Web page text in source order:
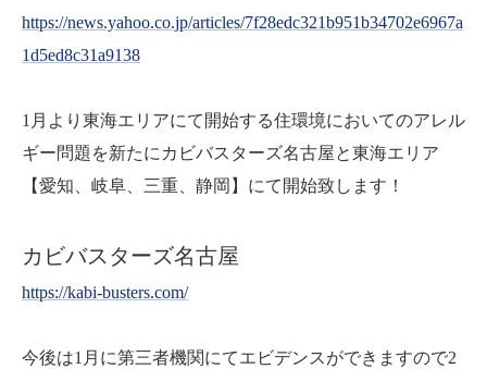
https://news.yahoo.co.jp/articles/7f28edc321b951b34702e6967a
1d5ed8c31a9138
1月より東海エリアにて開始する住環境においてのアレル
ギー問題を新たにカビバスターズ名古屋と東海エリア
【愛知、岐阜、三重、静岡】にて開始致します！
カビバスターズ名古屋
https://kabi-busters.com/
今後は1月に第三者機関にてエビデンスができますので2